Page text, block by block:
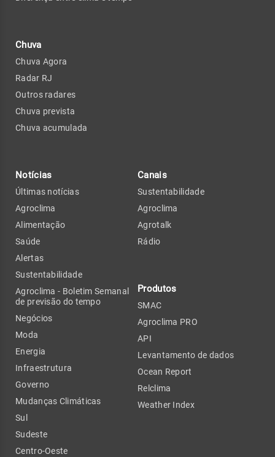
Chuva
Chuva Agora
Radar RJ
Outros radares
Chuva prevista
Chuva acumulada
Notícias
Últimas notícias
Agroclima
Alimentação
Saúde
Alertas
Sustentabilidade
Agroclima - Boletim Semanal
de previsão do tempo
Negócios
Moda
Energia
Infraestrutura
Governo
Mudanças Climáticas
Sul
Sudeste
Centro-Oeste
Canais
Sustentabilidade
Agroclima
Agrotalk
Rádio
Produtos
SMAC
Agroclima PRO
API
Levantamento de dados
Ocean Report
Relclima
Weather Index